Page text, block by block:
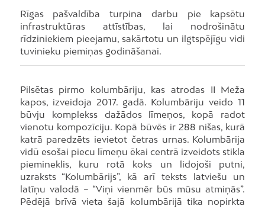
Rīgas pašvaldība turpina darbu pie kapsētu
infrastruktūras attīstības, lai nodrošinātu
rīdziniekiem pieejamu, sakārtotu un ilgtspējīgu vidi
tuvinieku piemiņas godināšanai.
Pilsētas pirmo kolumbāriju, kas atrodas II Meža
kapos, izveidoja 2017. gadā. Kolumbāriju veido 11
būvju komplekss dažādos līmeņos, kopā radot
vienotu kompozīciju. Kopā būvēs ir 288 nišas, kurā
katrā paredzēts ievietot četras urnas. Kolumbārija
vidū esošai piecu līmeņu ēkai centrā izveidots stikla
piemineklis, kuru rotā koks un lidojoši putni,
uzraksts “Kolumbārijs”, kā arī teksts latviešu un
latīņu valodā – “Viņi vienmēr būs mūsu atmiņās”.
Pēdējā brīvā vieta šajā kolumbārijā tika nopirkta